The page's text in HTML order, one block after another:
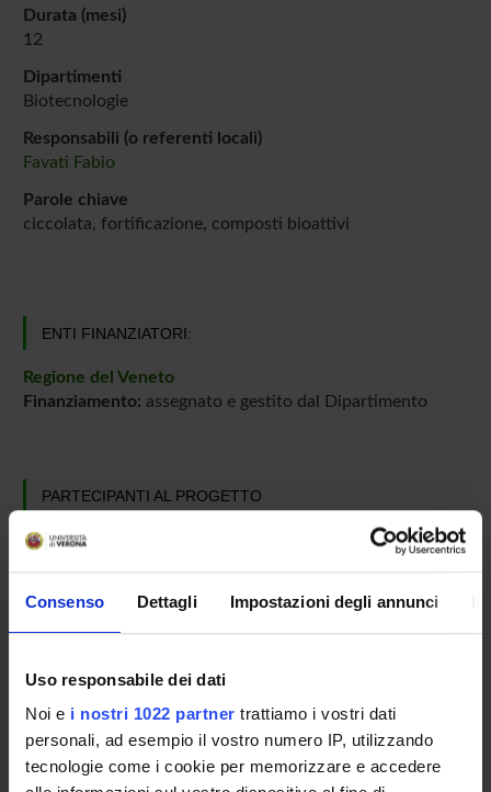
Consenso Dettagli Impostazioni degli annunci
Uso responsabile dei dati
Noi e i nostri 1022 partner trattiamo i vostri dati
personali, ad esempio il vostro numero IP, utilizzando
tecnologie come i cookie per memorizzare e accedere
Durata (mesi)
12
Dipartimenti
Biotecnologie
Responsabili (o referenti locali)
Favati Fabio
Parole chiave
ciccolata, fortificazione, composti bioattivi
ENTI FINANZIATORI:
Regione del Veneto
Finanziamento: assegnato e gestito dal Dipartimento
PARTECIPANTI AL PROGETTO
Fabio Favati
Barbara Simonato
Università di Verona Scientifico e Tecnologico Ricercatore
Roberta Tolve